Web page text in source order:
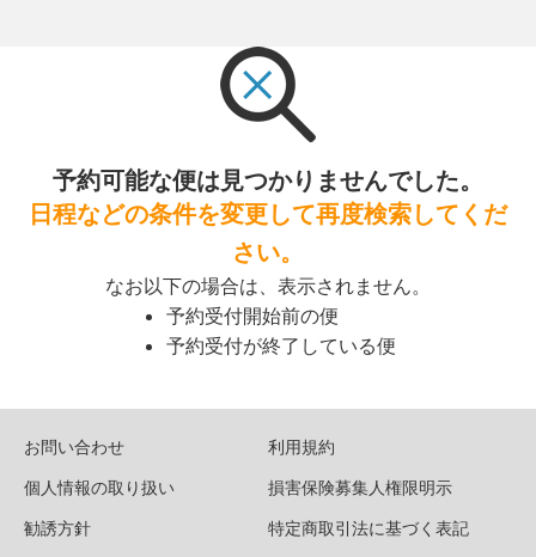
予約可能な便は見つかりませんでした。
日程などの条件を変更して再度検索してくだ
さい。
なお以下の場合は、表示されません。
予約受付開始前の便
予約受付が終了している便
お問い合わせ
利用規約
個人情報の取り扱い
損害保険募集人権限明示
勧誘方針
特定商取引法に基づく表記